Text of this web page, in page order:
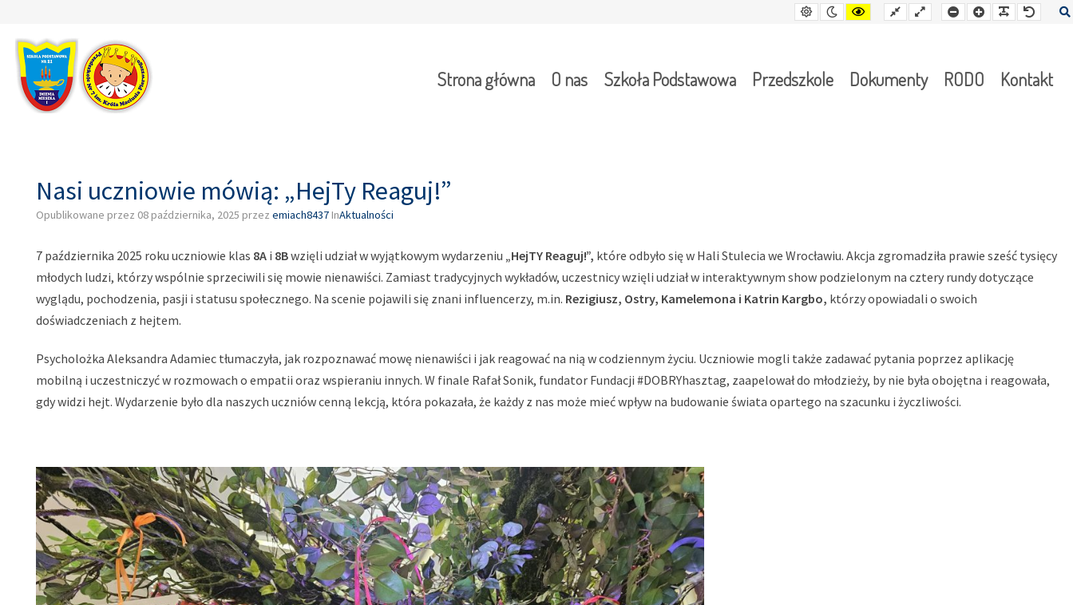
uczniowie
mówią:
„HejTy
Reaguj!”
Kontrast
domyślny
Tryb
nocny
Kontrast
żółto-
Stały
układ
Wide
layout
Mniejsza
czcionka
CzcionkaCzcionka
Strona główna O nas Szkoła Podstawowa Przedszkole Dokumenty RODO Kontakt
Nasi uczniowie mówią: „HejTy Reaguj!”
Opublikowane przez 08 października, 2025 przez emiach8437 InAktualności
7 października 2025 roku uczniowie klas 8A i 8Bwzięli udział w wyjątkowym wydarzeniu „HejTY Reaguj!”, które odbyło się w Hali Stulecia we Wrocławiu. Akcja zgromadziła prawie sześć tysięcy
młodych ludzi, którzy wspólnie sprzeciwili się mowie nienawiści. Zamiast tradycyjnych wykładów, uczestnicy wzięli udział w interaktywnym show podzielonym na cztery rundy dotyczące
wyglądu, pochodzenia, pasji i statusu społecznego. Na scenie pojawili się znani influencerzy, m.in. Rezigiusz, Ostry, Kamelemona i Katrin Kargbo, którzy opowiadali o swoich
doświadczeniach z hejtem.
Psycholożka Aleksandra Adamiec tłumaczyła, jak rozpoznawać mowę nienawiści i jak reagować na nią w codziennym życiu. Uczniowie mogli także zadawać pytania poprzez aplikację
mobilną i uczestniczyć w rozmowach o empatii oraz wspieraniu innych. W finale Rafał Sonik, fundator Fundacji #DOBRYhasztag, zaapelował do młodzieży, by nie była obojętna i reagowała,
gdy widzi hejt. Wydarzenie było dla naszych uczniów cenną lekcją, która pokazała, że każdy z nas może mieć wpływ na budowanie świata opartego na szacunku i życzliwości.